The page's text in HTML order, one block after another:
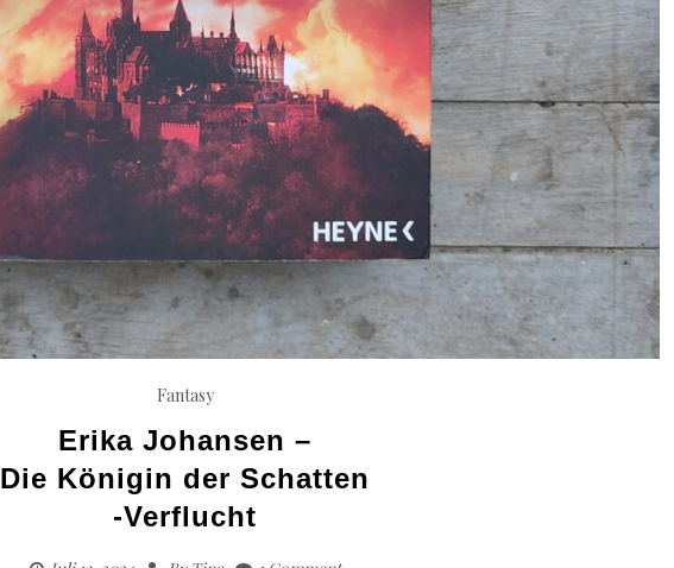
Fantasy
Erika Johansen –
Die Königin der Schatten
-Verflucht